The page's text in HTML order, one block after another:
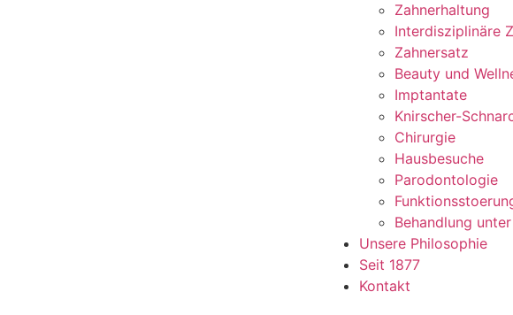
Zahnerhaltung
Interdisziplinäre
Zahnersatz
Beauty und
Imptantate
Knirscher-
Chirurgie
Hausbesuche
Parodontologie
Behandlung
Unsere Philosophie
Seit 1877
Kontakt